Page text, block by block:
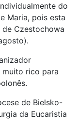
do
Maria, pois esta
Czestochowa
muito rico para
de Bielsko-
da Eucaristia